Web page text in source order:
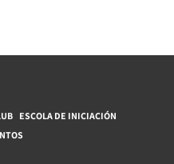
ESCOLA DE INICIACIÓN